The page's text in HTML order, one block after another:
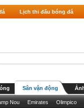
Lịch thi đấu bóng đá
Sân vận động
Nou Emirates Olimpico